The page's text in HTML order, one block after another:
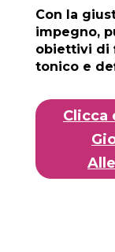
Con la
impegno,
obiettivi di
tonico e
Clicca